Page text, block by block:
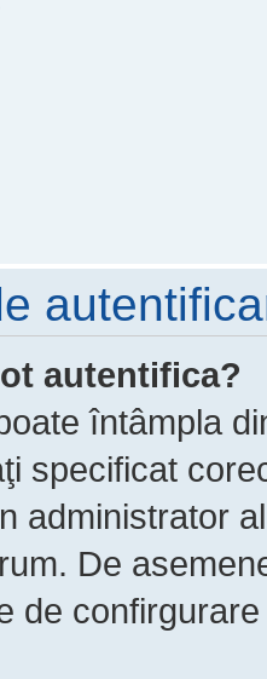
autentifica?
întâmpla
specificat
administrator
De
de